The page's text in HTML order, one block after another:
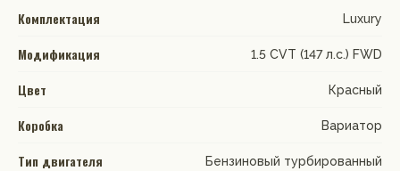
Комплектация
Luxury
Модификация 1.5 CVT (147 л.с.) FWD
Цвет Красный
Коробка Вариатор
Тип двигателя Бензиновый турбированный